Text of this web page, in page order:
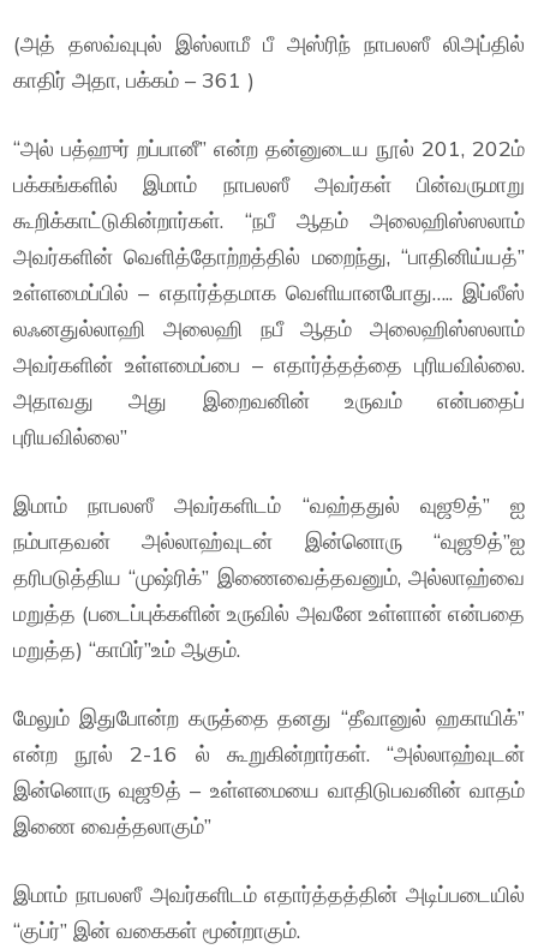
(அத் தஸவ்வுபுல் இஸ்லாமீ பீ அஸ்ரிந் நாபலஸீ லிஅப்தில்
காதிர் அதா, பக்கம் – 361 )
“அல் பத்ஹுர் றப்பானீ” என்ற தன்னுடைய நூல் 201, 202ம்
பக்கங்களில் இமாம் நாபலஸீ அவர்கள் பின்வருமாறு
கூறிக்காட்டுகின்றார்கள். “நபீ ஆதம் அலைஹிஸ்ஸலாம்
அவர்களின் வெளித்தோற்றத்தில் மறைந்து, “பாதினிய்யத்”
உள்ளமைப்பில் – எதார்த்தமாக வெளியானபோது….. இப்லீஸ்
லஃனதுல்லாஹி அலைஹி நபீ ஆதம் அலைஹிஸ்ஸலாம்
அவர்களின் உள்ளமைப்பை – எதார்த்தத்தை புரியவில்லை.
அதாவது அது இறைவனின் உருவம் என்பதைப்
புரியவில்லை”
இமாம் நாபலஸீ அவர்களிடம் “வஹ்ததுல் வுஜூத்” ஐ
நம்பாதவன் அல்லாஹ்வுடன் இன்னொரு “வுஜூத்”ஐ
தரிபடுத்திய “முஷ்ரிக்” இணைவைத்தவனும், அல்லாஹ்வை
மறுத்த (படைப்புக்களின் உருவில் அவனே உள்ளான் என்பதை
மறுத்த) “காபிர்”உம் ஆகும்.
மேலும் இதுபோன்ற கருத்தை தனது “தீவானுல் ஹகாயிக்”
என்ற நூல் 2-16 ல் கூறுகின்றார்கள். “அல்லாஹ்வுடன்
இன்னொரு வுஜூத் – உள்ளமையை வாதிடுபவனின் வாதம்
இணை வைத்தலாகும்”
இமாம் நாபலஸீ அவர்களிடம் எதார்த்தத்தின் அடிப்படையில்
“குப்ர்” இன் வகைகள் மூன்றாகும்.